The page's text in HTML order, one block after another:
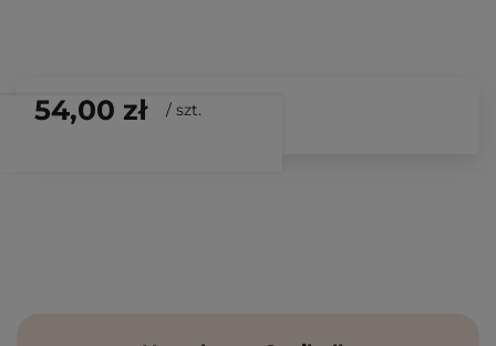
54,00 zł / szt.